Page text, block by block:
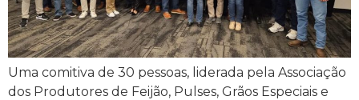
Uma comitiva de 30 pessoas, liderada pela Associação
dos Produtores de Feijão, Pulses, Grãos Especiais e